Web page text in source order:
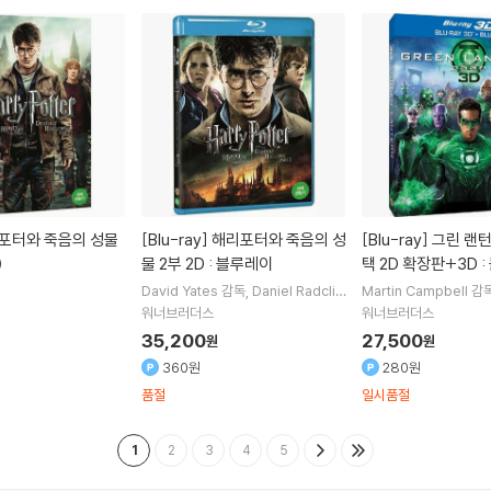
[Blu-ray]
물 2부 2D : 블루레이
David Yates 감독 Daniel Radcliff
e Emma Watson
워너브러더스
35,200원
360원
품절
[Blu-ray]
택 2D 확장판+3D :
Martin Campbell 감
nolds Blake Lively
워너브러더스
27,500원
280원
일시품절
1 2 3 4 5